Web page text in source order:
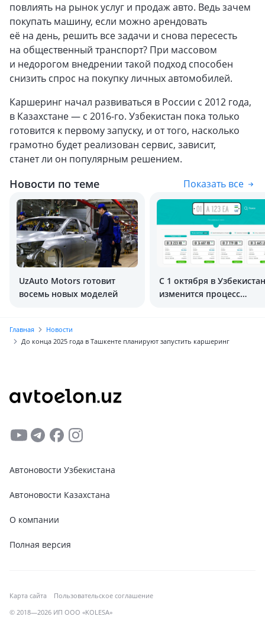
повлиять на рынок услуг и продаж авто. Ведь зачем
покупать машину, если можно арендовать
её на день, решить все задачи и снова пересесть
на общественный транспорт? При массовом
и недорогом внедрении такой подход способен
снизить спрос на покупку личных автомобилей.
Каршеринг начал развиваться в России с 2012 года,
в Казахстане — с 2016-го. Узбекистан пока только
готовится к первому запуску, и от того, насколько
грамотно будет реализован сервис, зависит,
станет ли он популярным решением.
Новости по теме Показать все
UzAuto Motors готовит
восемь новых моделей
С 1 октября в
изменится процесс
Главная
Новости
До конца 2025 года в Ташкенте планируют запустить каршеринг
Автоновости Узбекистана
Автоновости Казахстана
О компании
Полная версия
Карта сайта
Пользовательское соглашение
© 2018—2026 ИП ООО «KOLESA»